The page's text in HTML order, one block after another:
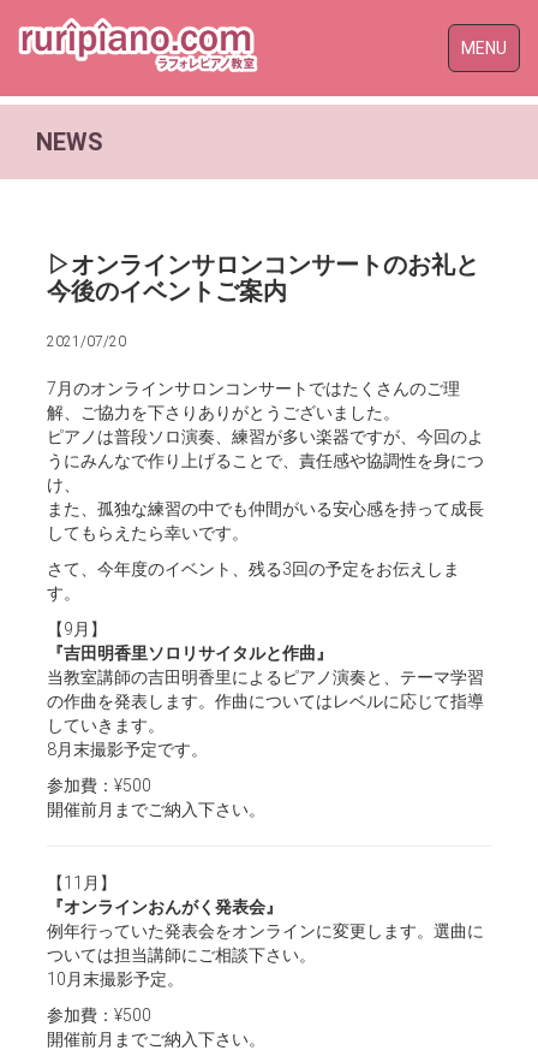
Toggle
MENU
NEWS
▷オンラインサロンコンサートのお礼と
今後のイベントご案内
2021/07/20
7月のオンラインサロンコンサートではたくさんのご理
解、ご協力を下さりありがとうございました。
ピアノは普段ソロ演奏、練習が多い楽器ですが、今回のよ
うにみんなで作り上げることで、責任感や協調性を身につ
け、
また、孤独な練習の中でも仲間がいる安心感を持って成長
してもらえたら幸いです。
さて、今年度のイベント、残る3回の予定をお伝えしま
す。
【9月】
『吉田明香里ソロリサイタルと作曲』
当教室講師の吉田明香里によるピアノ演奏と、テーマ学習
の作曲を発表します。作曲についてはレベルに応じて指導
していきます。
8月末撮影予定です。
参加費：¥500
開催前月までご納入下さい。
【11月】
『オンラインおんがく発表会』
例年行っていた発表会をオンラインに変更します。選曲に
ついては担当講師にご相談下さい。
10月末撮影予定。
参加費：¥500
開催前月までご納入下さい。